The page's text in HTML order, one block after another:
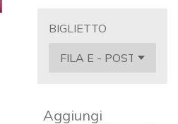
BIGLIETTO
Aggiungi